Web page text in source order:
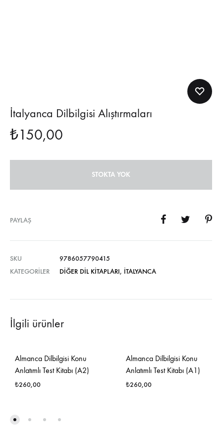
İtalyanca Dilbilgisi Alıştırmaları
₺150,00
STOKTA YOK
PAYLAŞ
SKU
9786057790415
KATEGORILER
DIĞER DIL KITAPLARI, İTALYANCA
İlgili ürünler
Almanca Dilbilgisi Konu
Anlatımlı Test Kitabı (A2)
₺260,00
Almanca Dilbilgisi Konu
Anlatımlı Test Kitabı (A1)
₺260,00